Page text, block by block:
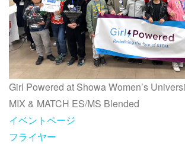
Girl Powered at Showa Women’s
MIX & MATCH ES/MS Blended
イベントページ
フライヤー